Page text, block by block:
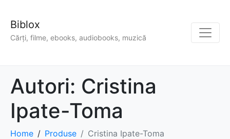
Biblox
Cărți, filme, ebooks, audiobooks, muzică
Autori: Cristina
Ipate-Toma
Home Produse Cristina Ipate-Toma